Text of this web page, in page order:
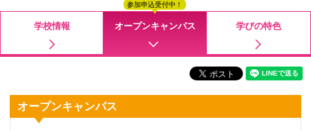
学校情報 オープンキャンパス
参加申込受付中！
学びの特色
オープンキャンパス